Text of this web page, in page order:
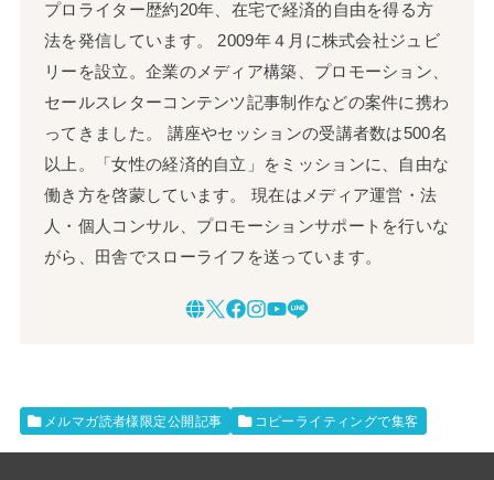
プロライター歴約20年、在宅で経済的自由を得る方
法を発信しています。 2009年４月に株式会社ジュビ
リーを設立。企業のメディア構築、プロモーション、
セールスレターコンテンツ記事制作などの案件に携わ
ってきました。 講座やセッションの受講者数は500名
以上。「女性の経済的自立」をミッションに、自由な
働き方を啓蒙しています。 現在はメディア運営・法
人・個人コンサル、プロモーションサポートを行いな
がら、田舎でスローライフを送っています。
メルマガ読者様限定公開記事 コピーライティングで集客